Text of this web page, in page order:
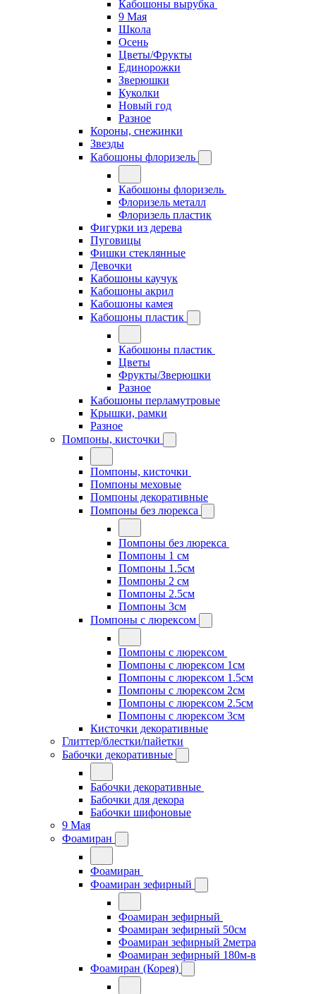
Кабошоны вырубка
9 Мая
Школа
Осень
Цветы/Фрукты
Единорожки
Зверюшки
Куколки
Новый год
Разное
Короны, снежинки
Звезды
Кабошоны флоризель
Кабошоны флоризель
Флоризель металл
Флоризель пластик
Фигурки из дерева
Пуговицы
Фишки стеклянные
Девочки
Кабошоны каучук
Кабошоны акрил
Кабошоны камея
Кабошоны пластик
Кабошоны пластик
Цветы
Фрукты/Зверюшки
Разное
Кабошоны перламутровые
Крышки, рамки
Разное
Помпоны, кисточки
Помпоны, кисточки
Помпоны меховые
Помпоны декоративные
Помпоны без люрекса
Помпоны без люрекса
Помпоны 1 см
Помпоны 1.5см
Помпоны 2 см
Помпоны 2.5см
Помпоны 3см
Помпоны с люрексом
Помпоны с люрексом
Помпоны с люрексом 1см
Помпоны с люрексом 1.5см
Помпоны с люрексом 2см
Помпоны с люрексом 2.5см
Помпоны с люрексом 3см
Кисточки декоративные
Глиттер/блестки/пайетки
Бабочки декоративные
Бабочки декоративные
Бабочки для декора
Бабочки шифоновые
9 Мая
Фоамиран
Фоамиран
Фоамиран зефирный
Фоамиран зефирный
Фоамиран зефирный 50см
Фоамиран зефирный 2метра
Фоамиран зефирный 180м-в
Фоамиран (Корея)